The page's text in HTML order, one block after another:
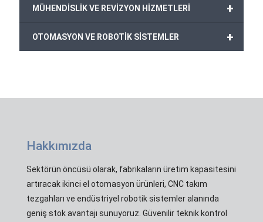
+
MÜHENDİSLİK VE REVİZYON HİZMETLERİ
+
OTOMASYON VE ROBOTİK SİSTEMLER
Hakkımızda
Sektörün öncüsü olarak, fabrikaların üretim kapasitesini
artıracak ikinci el otomasyon ürünleri, CNC takım
tezgahları ve endüstriyel robotik sistemler alanında
geniş stok avantajı sunuyoruz. Güvenilir teknik kontrol